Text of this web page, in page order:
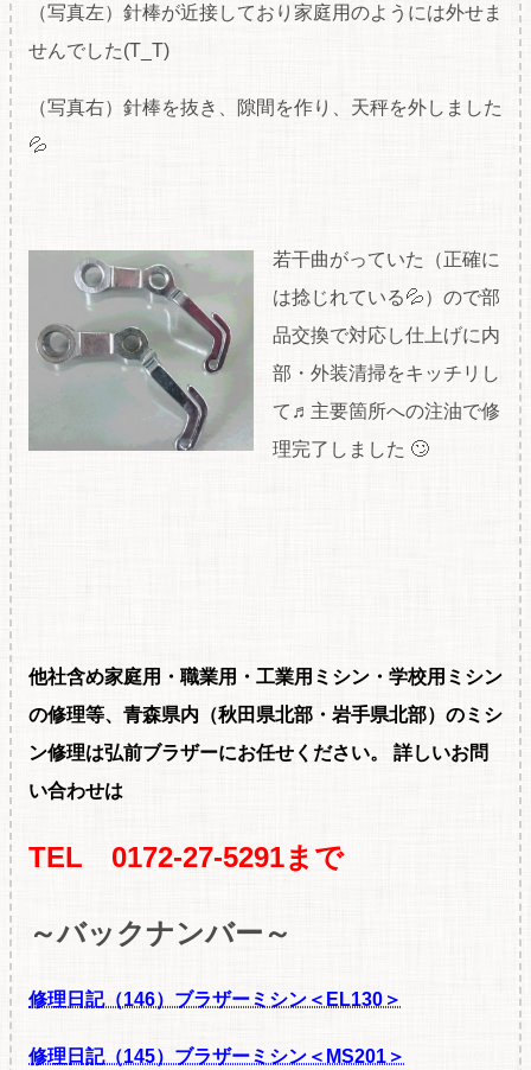
（写真左）針棒が近接しており家庭用のようには外せま
せんでした(T_T)
（写真右）針棒を抜き、隙間を作り、天秤を外しました
💦
若干曲がっていた（正確に
は捻じれている💦）ので部
品交換で対応し仕上げに内
部・外装清掃をキッチリし
て♬主要箇所への注油で修
理完了しました 🙄
他社含め家庭用・職業用・工業用ミシン・学校用ミシン
の修理等、青森県内（秋田県北部・岩手県北部）のミシ
ン修理は弘前ブラザーにお任せください。
詳しいお問
い合わせは
TEL 0172-27-5291まで
～バックナンバー～
修理日記（146）ブラザーミシン＜EL130＞
修理日記（145）ブラザーミシン＜MS201＞